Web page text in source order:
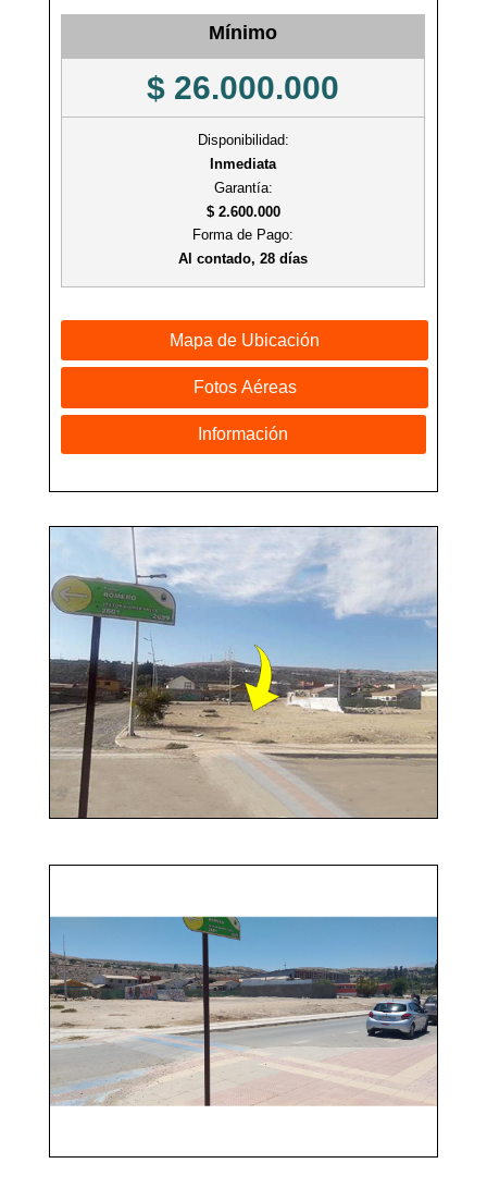
Mínimo
$ 26.000.000
Disponibilidad:
Inmediata
Garantía:
$ 2.600.000
Forma de Pago:
Al contado, 28 días
Mapa de Ubicación
Fotos Aéreas
Información